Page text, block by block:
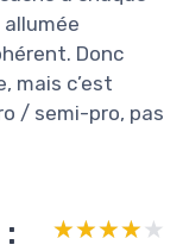
Donc
mais c’est
/ semi-pro, pas
★★★★★
★★★★★